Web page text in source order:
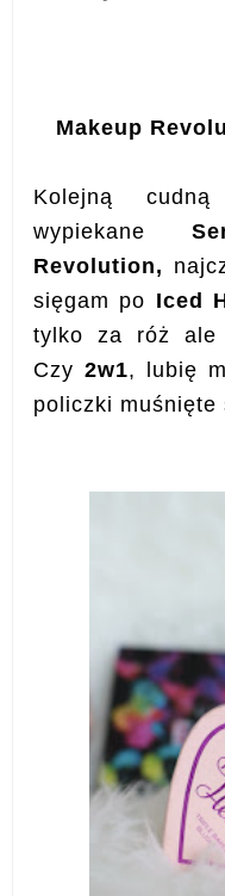
Makeup
Kolejną
wypiekane
Revolution,
sięgam po Iced
tylko za róż ale
Czy2w1, lubię
policzki muśnięte